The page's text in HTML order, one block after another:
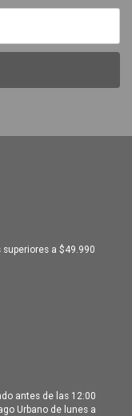
superiores a $49.990
antes de las 12:00
Urbano de lunes a